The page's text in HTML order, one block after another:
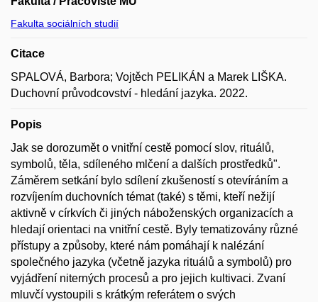
Fakulta sociálních studií
Citace
SPALOVÁ, Barbora; Vojtěch PELIKÁN a Marek LIŠKA.
Duchovní průvodcovství - hledání jazyka. 2022.
Popis
Jak se dorozumět o vnitřní cestě pomocí slov, rituálů,
symbolů, těla, sdíleného mlčení a dalších prostředků".
Záměrem setkání bylo sdílení zkušeností s otevíráním a
rozvíjením duchovních témat (také) s těmi, kteří nežijí
aktivně v církvích či jiných náboženských organizacích a
hledají orientaci na vnitřní cestě. Byly tematizovány různé
přístupy a způsoby, které nám pomáhají k nalézání
společného jazyka (včetně jazyka rituálů a symbolů) pro
vyjádření niterných procesů a pro jejich kultivaci. Zvaní
mluvčí vystoupili s krátkým referátem o svých